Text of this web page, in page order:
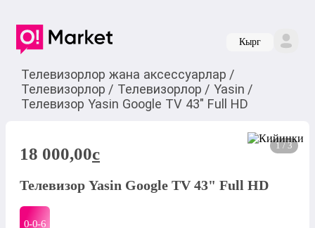
Кырг
Телевизорлор жана аксессуарлар /
Телевизорлор / Телевизорлор / Yasin /
Телевизор Yasin Google TV 43" Full HD
1 / 3
18 000,00c
Телевизор Yasin Google TV 43" Full HD
0-0-6